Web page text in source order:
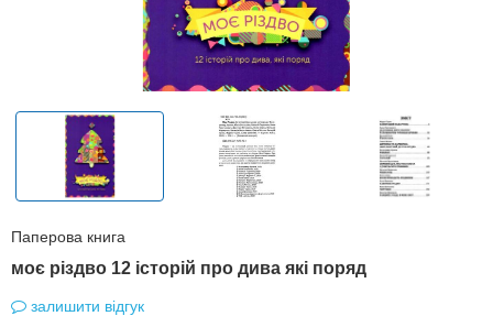
Паперова книга
моє різдво 12 історій про дива які поряд
залишити відгук